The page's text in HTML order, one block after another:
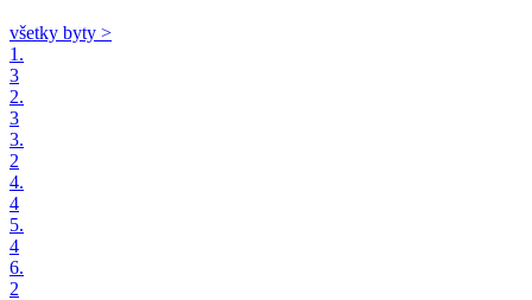
všetky byty >
1.
3
2.
3
3.
2
4.
4
5.
4
6.
2